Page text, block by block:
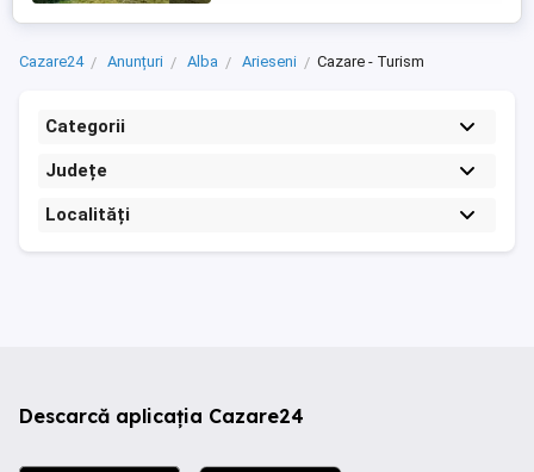
Cazare24 Anunțuri Alba Arieseni Cazare - Turism
Categorii
Județe
Localități
Descarcă aplicația Cazare24